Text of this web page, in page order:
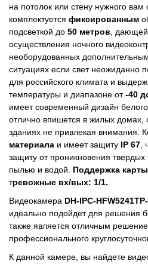
на потолок или стену нужного
комплектуется фиксированным
подсветкой до 50 метров, дающей
осуществления ночного
необорудованных
ситуациях если свет неожиданно
для российского климата и
температуры и диапазоне от-40
имеет современный дизайн
отлично впишется в жилых
зданиях не привлекая внимания.
материала и имеет защиту IP 67,
защиту от проникновения твердых
пылью и водой. Поддержка
тревожные вх/вых: 1/1.
Видеокамера DH-IPC-
идеально подойдет для решения
также является отличным
профессионального
К данной камере, вы найдете